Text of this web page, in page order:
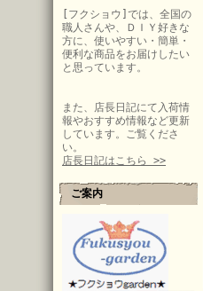
[フクショウ]では、全国の
職人さんや、ＤＩＹ好きな
方に、使いやすい・簡単・
便利な商品をお届けしたい
と思っています。
また、店長日記にて入荷情
報やおすすめ情報など更新
しています。ご覧くださ
い。
店長日記はこちら >>
ご案内